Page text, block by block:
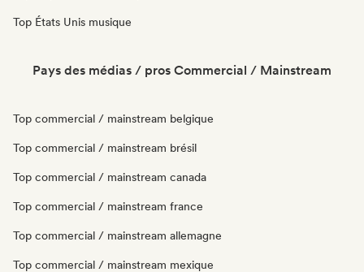
Top États Unis musique
Pays des médias / pros Commercial / Mainstream
Top commercial / mainstream belgique
Top commercial / mainstream brésil
Top commercial / mainstream canada
Top commercial / mainstream france
Top commercial / mainstream allemagne
Top commercial / mainstream mexique